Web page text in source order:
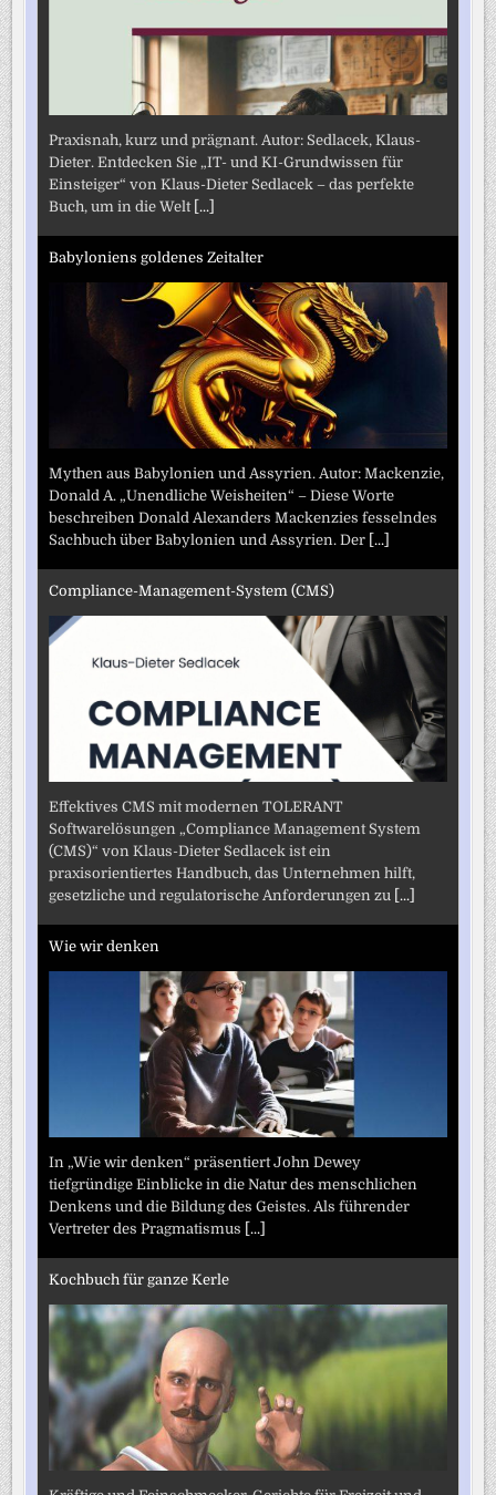
Praxisnah, kurz und prägnant. Autor: Sedlacek, Klaus-
Dieter. Entdecken Sie „IT- und KI-Grundwissen für
Einsteiger“ von Klaus-Dieter Sedlacek – das perfekte
Buch, um in die Welt [...]
Babyloniens goldenes Zeitalter
Mythen aus Babylonien und Assyrien. Autor: Mackenzie,
Donald A. „Unendliche Weisheiten“ – Diese Worte
beschreiben Donald Alexanders Mackenzies fesselndes
Sachbuch über Babylonien und Assyrien. Der [...]
Compliance-Management-System (CMS)
Effektives CMS mit modernen TOLERANT
Softwarelösungen „Compliance Management System
(CMS)“ von Klaus-Dieter Sedlacek ist ein
praxisorientiertes Handbuch, das Unternehmen hilft,
gesetzliche und regulatorische Anforderungen zu [...]
Wie wir denken
In „Wie wir denken“ präsentiert John Dewey
tiefgründige Einblicke in die Natur des menschlichen
Denkens und die Bildung des Geistes. Als führender
Vertreter des Pragmatismus [...]
Kochbuch für ganze Kerle